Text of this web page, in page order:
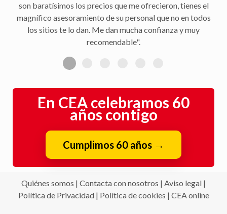
son baratísimos los precios que me ofrecieron, tienes el
magnífico asesoramiento de su personal que no en todos
los sitios te lo dan. Me dan mucha confianza y muy
recomendable".
En CEA celebramos 60
años contigo
Cumplimos 60 años →
Quiénes somos | Contacta con nosotros | Aviso legal |
Política de Privacidad| Política de cookies | CEA online